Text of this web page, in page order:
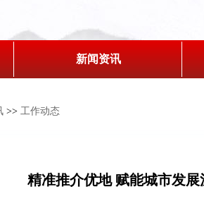
新闻资讯
>> 工作动态
精准推介优地 赋能城市发